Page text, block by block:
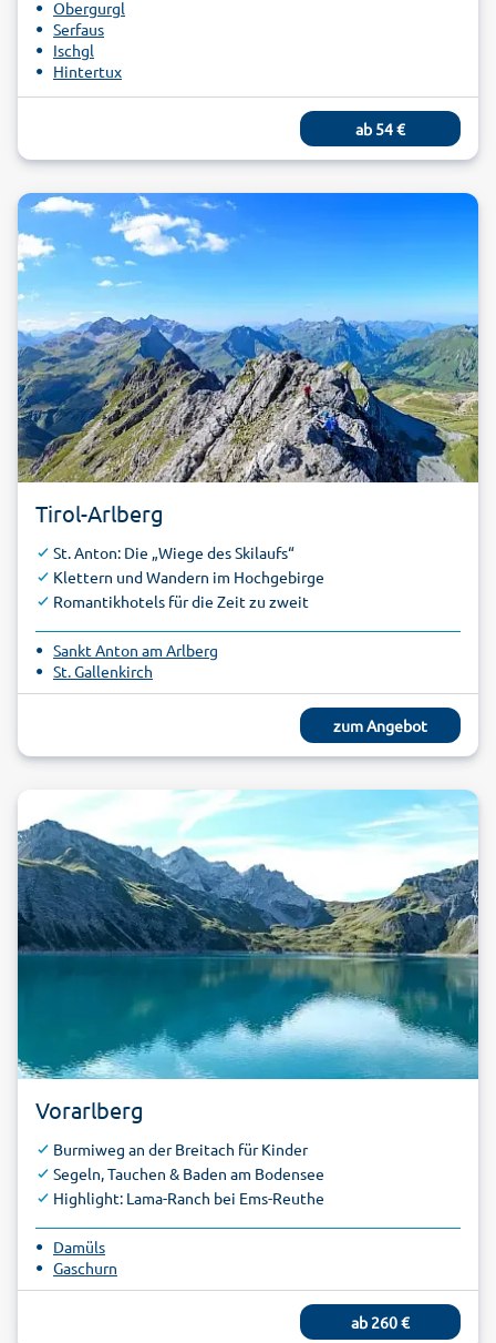
Obergurgl
Serfaus
Ischgl
Hintertux
Vent
Galtür
Kirchberg
Söll
Fieberbrunn
Hopfgarten
Pertisau
Imst
Fügen
Zell am Ziller
Gerlos
Nauders
Maurach
St. Leonhard im Pitztal
Mayrhofen
St. Johann in Tirol
Leutasch
ab 54€
Tirol-Arlberg
St. Anton: Die „Wiege des Skilaufs“
Klettern und Wandern im Hochgebirge
Romantikhotels für die Zeit zu zweit
Sankt Anton am Arlberg
St. Gallenkirch
zum Angebot
Vorarlberg
Burmiweg an der Breitach für Kinder
Segeln, Tauchen & Baden am Bodensee
Highlight: Lama-Ranch bei Ems-Reuthe
Damüls
Gaschurn
ab 260€